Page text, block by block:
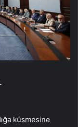
küsmesine